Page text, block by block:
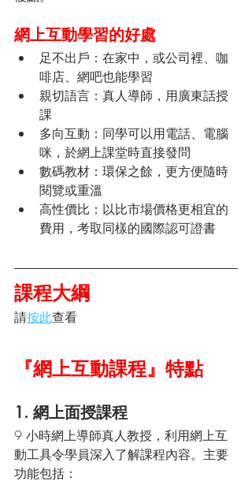
網上互動學習的好處
足不出戶：在家中，或公司裡、咖
啡店、網吧也能學習
親切語言：真人導師，用廣東話授
課
多向互動：同學可以用電話、電腦
咪，於網上課堂時直接發問
數碼教材：環保之餘，更方便隨時
閱覽或重溫
高性價比：以比市場價格更相宜的
費用，考取同樣的國際認可證書
課程大綱
請按此查看
『網上互動課程』特點
1. 網上面授課程
9 小時網上導師真人教授，利用網上互
動工具令學員深入了解課程內容。主要
功能包括：